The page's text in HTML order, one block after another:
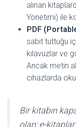
alınan
Yönetimi) ile
PDF
sabit tuttuğu
kılavuzlar ve
Ancak metin
cihazlarda
Bir kitabın
olan; e-kitaplar